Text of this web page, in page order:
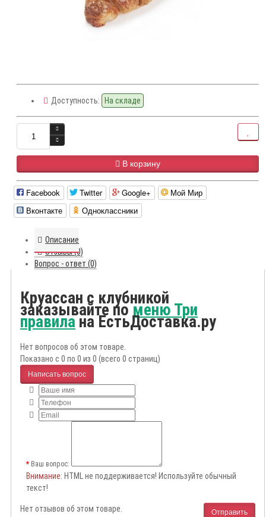
Доступность: На складе
В корзину
Facebook Twitter Google+
Мой Мир
Вконтакте
Одноклассники
Описание
Отзывы (0)
Вопрос - ответ (0)
Круассан с клубникой
заказывайте поменю Три
правилана ЕстьДоставка.ру
Нет вопросов об этом товаре.
Показано с 0 по 0 из 0 (всего 0 страниц)
Написать вопрос
Ваш вопрос:
Внимание: HTML не поддерживается! Используйте обычный
текст!
Отправить
Нет отзывов об этом товаре.